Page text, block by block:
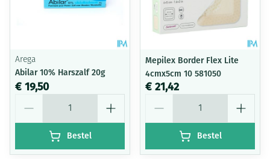
Arega
Abilar 10% Harszalf 20g
€ 19,50
Bestel
Mepilex Border Flex Lite
4cmx5cm 10 581050
€ 21,42
Bestel